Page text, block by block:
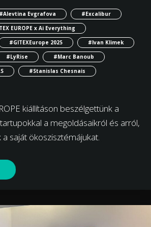
#Alevtina Evgrafova
#Excalibur
EUROPE x Ai Everything
#GITEXEurope 2025
#Ivan Klimek
#LyRise
#Marc Banoub
#Stanislas Chesnais
kiállításon beszélgettünk a
a megoldásaikról és arról,
a saját ökoszisztémájukat.